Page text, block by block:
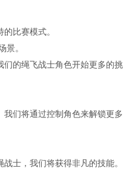
比赛模式。
。
的绳飞战士角色开始更多的挑
们将通过控制角色来解锁更多
士，我们将获得非凡的技能。